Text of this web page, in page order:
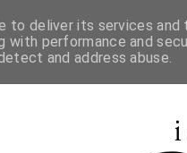
SPECIALE MAURIZIO SANTIN
to deliver its services
with performance and
and address abuse.